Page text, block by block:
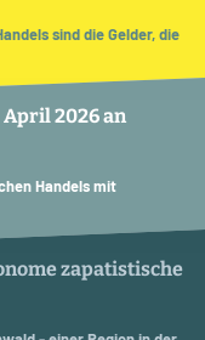
sind die Gelder, die
April 2026 an
Handels mit
zapatistische